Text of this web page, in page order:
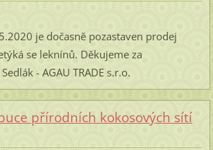
je dočasně pozastaven prodej
se leknínů. Děkujeme za
- AGAU TRADE s.r.o.
přírodních kokosových sítí